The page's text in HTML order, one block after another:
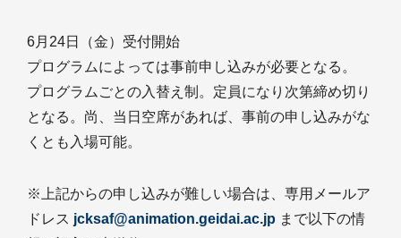
6月24日（金）受付開始
プログラムによっては事前申し込みが必要となる。
プログラムごとの入替え制。定員になり次第締め切り
となる。尚、当日空席があれば、事前の申し込みがな
くとも入場可能。
※上記からの申し込みが難しい場合は、専用メールア
ドレス jcksaf@animation.geidai.ac.jp まで以下の情